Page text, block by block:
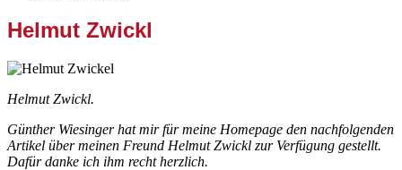
Helmut Zwickl
Helmut Zwickl.
Günther Wiesinger hat mir für meine Homepage den nachfolgenden
Artikel über meinen Freund Helmut Zwickl zur Verfügung gestellt.
Dafür danke ich ihm recht herzlich.